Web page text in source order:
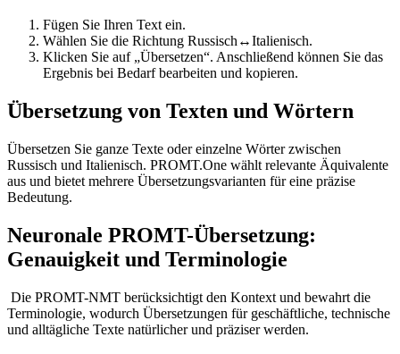
Fügen Sie Ihren Text ein.
Wählen Sie die Richtung Russisch↔Italienisch.
Klicken Sie auf „Übersetzen“. Anschließend können Sie das
Ergebnis bei Bedarf bearbeiten und kopieren.
Übersetzung von Texten und Wörtern
Übersetzen Sie ganze Texte oder einzelne Wörter zwischen
Russisch und Italienisch. PROMT.One wählt relevante Äquivalente
aus und bietet mehrere Übersetzungsvarianten für eine präzise
Bedeutung.
Neuronale PROMT-Übersetzung:
Genauigkeit und Terminologie
Die PROMT-NMT berücksichtigt den Kontext und bewahrt die
Terminologie, wodurch Übersetzungen für geschäftliche, technische
und alltägliche Texte natürlicher und präziser werden.